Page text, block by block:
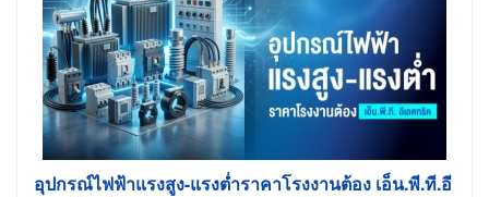
อุปกรณ์ไฟฟ้าแรงสูง-แรงต่ำราคาโรงงานต้อง เอ็น.พี.ที.อี